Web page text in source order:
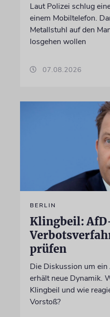
Laut Polizei schlug
einem Mobiltelefon.
Metallstuhl auf den
losgehen wollen
07.08.2026
BERLIN
Klingbeil:
prüfen
Die Diskussion um
erhält neue Dynamik.
Klingbeil und wie
Vorstoß?